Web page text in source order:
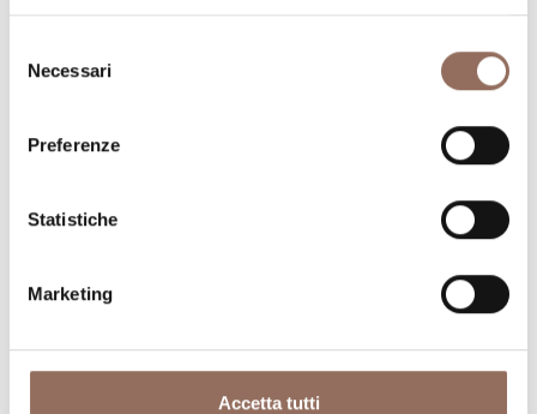
delNecessari
Preferenze
Statistiche
Marketing
Accetta tutti
Dove mangiare
Operatori